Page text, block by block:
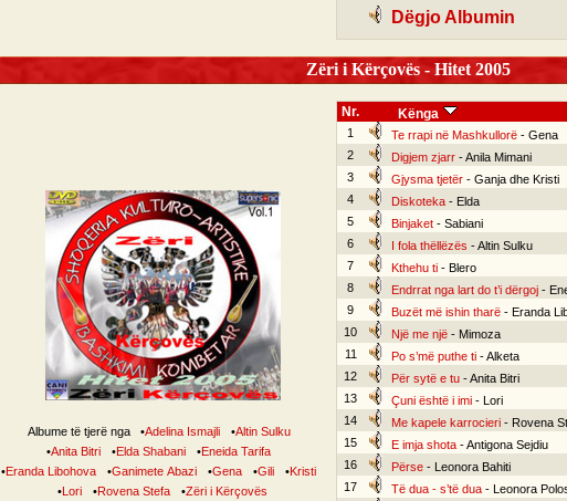
Dëgjo Albumin
Zëri i Kërçovës - Hitet 2005
Albume të tjerë nga •Adelina Ismajli •Altin Sulku
•Anita Bitri •Elda Shabani •Eneida Tarifa
•Eranda Libohova •Ganimete Abazi •Gena •Gili •Kristi
•Lori •Rovena Stefa •Zëri i Kërçovës
Nr. Kënga
1 Te rrapi në Mashkullorë- Gena
2
Digjem zjarr- Anila Mimani
3
Gjysma tjetër- Ganja dhe Kristi
4
Diskoteka- Elda
5
Binjaket- Sabiani
6
I fola thëllëzës - Altin Sulku
7
Kthehu ti- Blero
8
Endrrat nga lart do t’i dërgoj-
9
Buzët më ishin tharë- Eranda
10
Një me një- Mimoza
11
Po s’më puthe ti- Alketa
12
Për sytë e tu- Anita Bitri
13
Çuni është i imi- Lori
14
Me kapele karrocieri- Rovena
15
E imja shota- Antigona Sejdiu
16
Përse- Leonora Bahiti
17
Të dua - s’të dua- Leonora